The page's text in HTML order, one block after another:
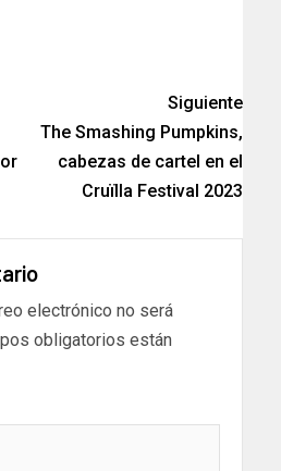
Siguiente
The Smashing Pumpkins,
cabezas de cartel en el
Cruïlla Festival 2023
electrónico no será
obligatorios están